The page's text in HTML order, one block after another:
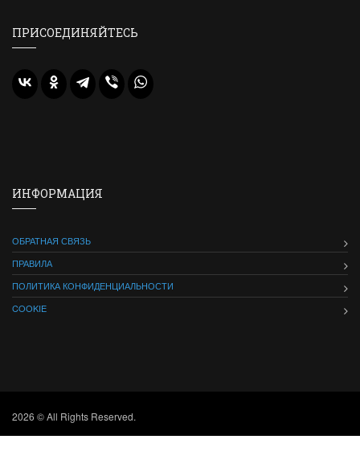
ПРИСОЕДИНЯЙТЕСЬ
ИНФОРМАЦИЯ
ОБРАТНАЯ СВЯЗЬ
ПРАВИЛА
ПОЛИТИКА КОНФИДЕНЦИАЛЬНОСТИ
COOKIE
2026 © All Rights Reserved.